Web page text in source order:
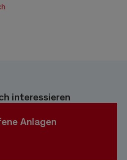
interessieren
Anlagen